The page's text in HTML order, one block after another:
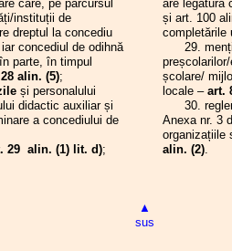
se ascunde în detalii
ITUC al respectării drepturilor
și organizațiilor sindicale
pentru acordarea gradației
- sesiunea 2024
privind acordarea gradației
- sesiunea 2024
care, pe parcursul
instituții de
dreptul la concediu
concediul de odihnă
parte, în timpul
alin. (5);
și personalului
didactic auxiliar și
a concediului de
29 alin. (1) lit. d);
are legătură
și art. 100
completările
29.
școlare/
locale – art.
30.
Anexa nr. 3
organizațiile
alin. (2)
▲
sus